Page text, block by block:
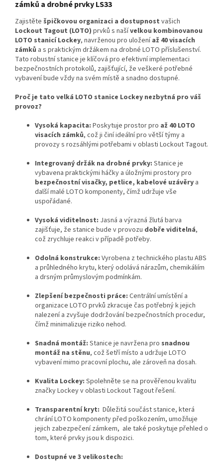
zámků a drobné prvky LS33
Zajistěte špičkovou organizaci a dostupnost vašich
Lockout Tagout (LOTO) prvků s našívelkou kombinovanou
LOTO stanicí Lockey, navrženou pro uloženíaž 40 visacích
zámků a s praktickým držákem na drobné LOTO příslušenství.
Tato robustní stanice je klíčová pro efektivní implementaci
bezpečnostních protokolů, zajišťující, že veškeré potřebné
vybavení bude vždy na svém místě a snadno dostupné.
Proč je tato velká LOTO stanice Lockey nezbytná pro váš
provoz?
Vysoká kapacita: Poskytuje prostor pro až 40 LOTO
visacích zámků, což ji činí ideální pro větší týmy a
provozy s rozsáhlými potřebami v oblasti Lockout Tagout.
Integrovaný držák na drobné prvky: Stanice je
vybavena praktickými háčky a úložnými prostory pro
bezpečnostní visačky, petlice, kabelové uzávěry a
další malé LOTO komponenty, čímž udržuje vše
uspořádané.
Vysoká viditelnost: Jasná a výrazná žlutá barva
zajišťuje, že stanice bude v provozu dobře viditelná,
což zrychluje reakci v případě potřeby.
Odolná konstrukce: Vyrobena z technického plastu ABS
a průhledného krytu, který odolává nárazům, chemikáliím
a drsným průmyslovým podmínkám.
Zlepšení bezpečnosti práce: Centrální umístění a
organizace LOTO prvků zkracuje čas potřebný k jejich
nalezení a zvyšuje dodržování bezpečnostních procedur,
čímž minimalizuje riziko nehod.
Snadná montáž: Stanice je navržena pro snadnou
montáž na stěnu, což šetří místo a udržuje LOTO
vybavení mimo pracovní plochu, ale zároveň na dosah.
Kvalita Lockey: Spolehněte se na prověřenou kvalitu
značky Lockey v oblasti Lockout Tagout řešení.
Transparentní kryt: Důležitá součást stanice, která
chrání LOTO komponenty před poškozením, umožňuje
jejich zabezpečení zámkem, ale také poskytuje přehled o
tom, které prvky jsou k dispozici.
Dostupné ve 3 velikostech: